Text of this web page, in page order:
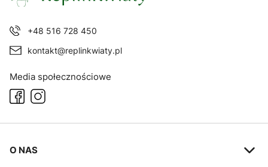
+48 516 728 450
kontakt@replinkwiaty.pl
Media społecznościowe
Linki w stopce
O NAS